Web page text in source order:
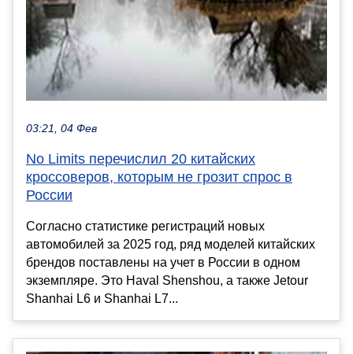
03:21, 04 Фев
No Limits перечислил 20 китайских
кроссоверов, которым не грозит спрос в
России
Согласно статистике регистраций новых
автомобилей за 2025 год, ряд моделей китайских
брендов поставлены на учет в России в одном
экземпляре. Это Haval Shenshou, а также Jetour
Shanhai L6 и Shanhai L7...